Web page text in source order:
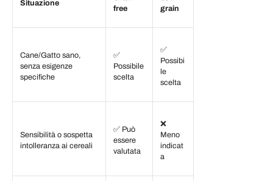
Situazione
free
grain
Cane/Gatto sano,
senza esigenze
specifiche
✅
Possibile
scelta
✅
Possibi
le
scelta
Sensibilità o sospetta
intolleranza ai cereali
✅ Può
essere
valutata
❌
Meno
indicat
a